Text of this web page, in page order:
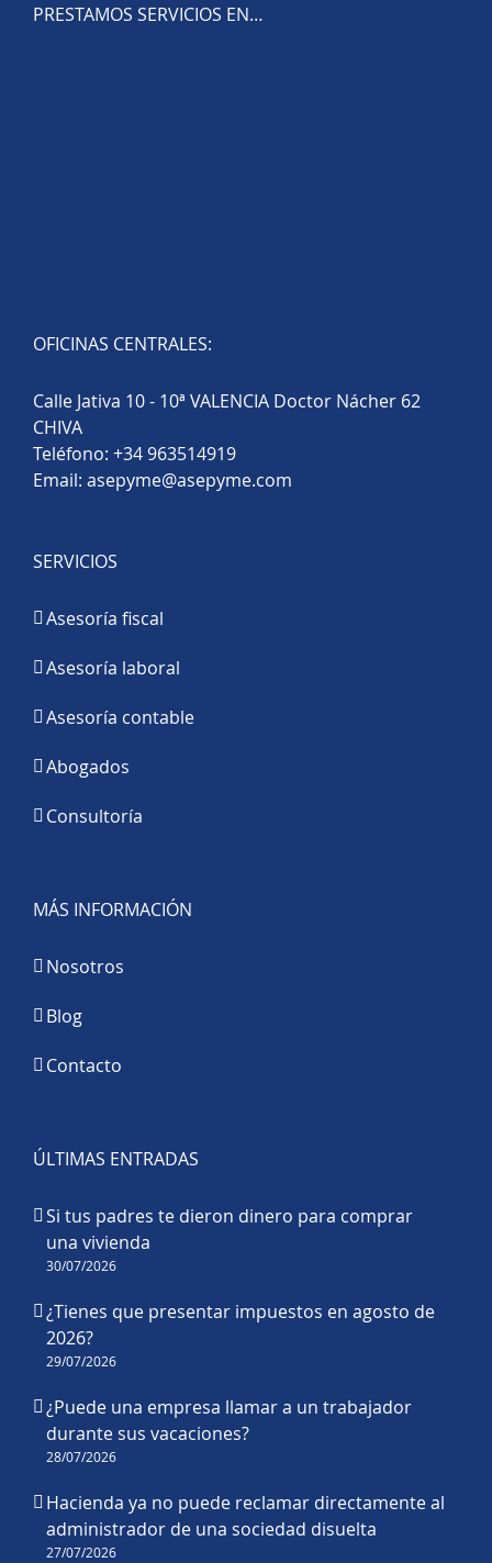
PRESTAMOS SERVICIOS EN…
OFICINAS CENTRALES:
Calle Jativa 10 - 10ª VALENCIA Doctor Nácher 62
CHIVA
Teléfono: +34 963514919
Email: asepyme@asepyme.com
SERVICIOS
Asesoría fiscal
Asesoría laboral
Asesoría contable
Abogados
Consultoría
MÁS INFORMACIÓN
Nosotros
Blog
Contacto
ÚLTIMAS ENTRADAS
Si tus padres te dieron dinero para comprar
una vivienda
30/07/2026
¿Tienes que presentar impuestos en agosto de
2026?
29/07/2026
¿Puede una empresa llamar a un trabajador
durante sus vacaciones?
28/07/2026
Hacienda ya no puede reclamar directamente al
administrador de una sociedad disuelta
27/07/2026